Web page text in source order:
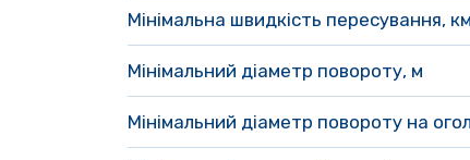
Мінімальна швидкість пересування,
Мінімальний діаметр повороту, м
Мінімальний діаметр повороту на